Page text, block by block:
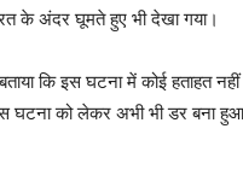
के अंदर घूमते हुए भी देखा गया।
कि इस घटना में कोई हताहत
घटना को लेकर अभी भी डर बना